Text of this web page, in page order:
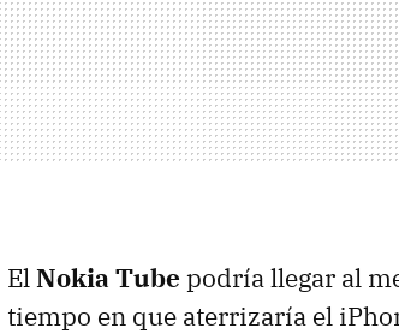
ElNokia Tube podría llegar al
tiempo en que aterrizaría el